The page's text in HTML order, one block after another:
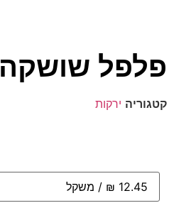
פלפל שושקה
קטגוריה ירקות